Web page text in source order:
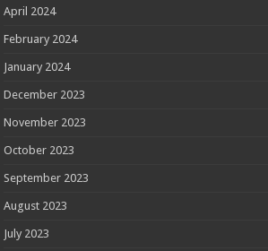
April 2024
February 2024
January 2024
December 2023
November 2023
October 2023
September 2023
August 2023
July 2023